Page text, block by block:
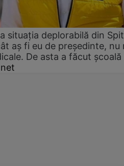
situația deplorabilă din
aș fi eu de președinte, nu
De asta a făcut școală